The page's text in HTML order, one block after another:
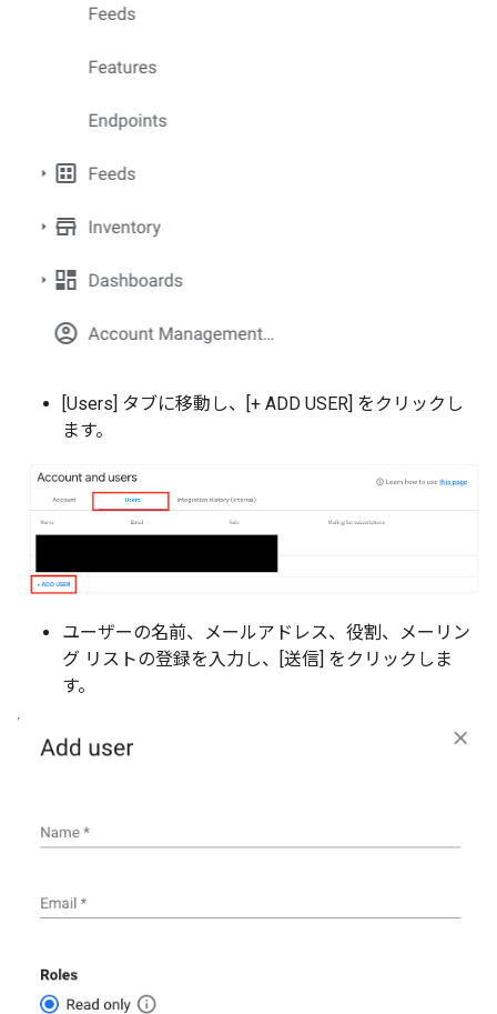
[Users] タブに移動し、[+ ADD USER] をクリックし
ます。
ユーザーの名前、メールアドレス、役割、メーリン
グ リストの登録を入力し、[送信] をクリックしま
す。